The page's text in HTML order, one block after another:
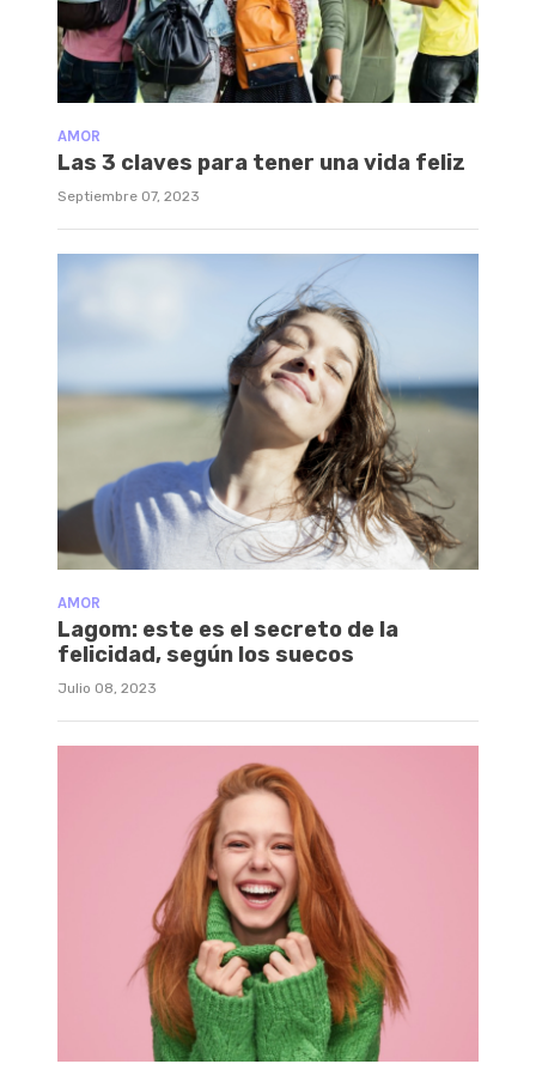
AMOR
Las 3 claves para tener una vida feliz
Septiembre 07, 2023
AMOR
Lagom: este es el secreto de la
felicidad, según los suecos
Julio 08, 2023